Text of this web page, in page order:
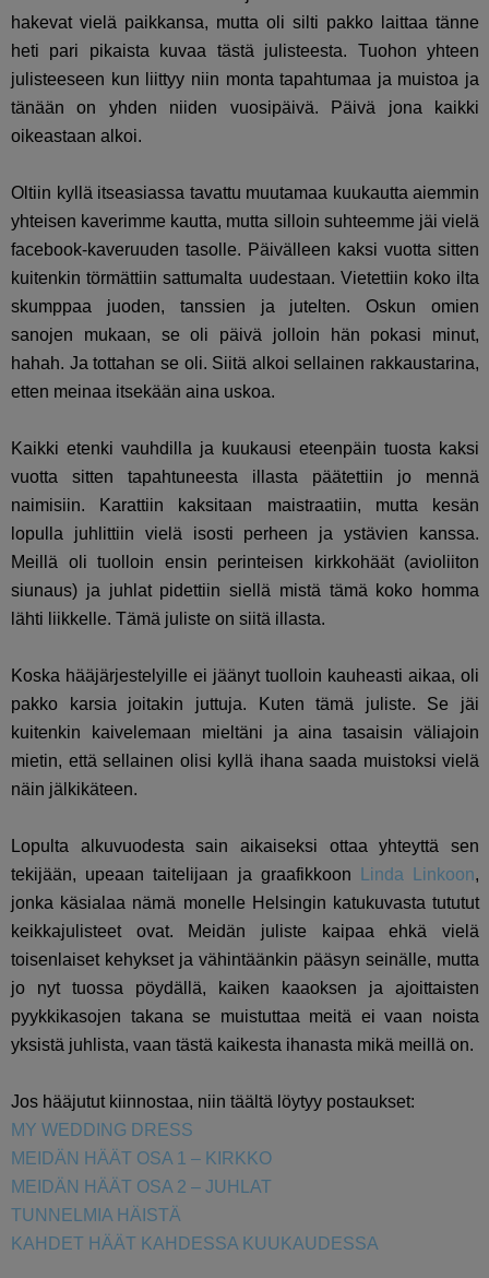
hakevat vielä paikkansa, mutta oli silti pakko laittaa tänne
heti pari pikaista kuvaa tästä julisteesta. Tuohon yhteen
julisteeseen kun liittyy niin monta tapahtumaa ja muistoa ja
tänään on yhden niiden vuosipäivä. Päivä jona kaikki
oikeastaan alkoi.
Oltiin kyllä itseasiassa tavattu muutamaa kuukautta aiemmin
yhteisen kaverimme kautta, mutta silloin suhteemme jäi vielä
facebook-kaveruuden tasolle. Päivälleen kaksi vuotta sitten
kuitenkin törmättiin sattumalta uudestaan. Vietettiin koko ilta
skumppaa juoden, tanssien ja jutelten. Oskun omien
sanojen mukaan, se oli päivä jolloin hän pokasi minut,
hahah. Ja tottahan se oli. Siitä alkoi sellainen rakkaustarina,
etten meinaa itsekään aina uskoa.
Kaikki etenki vauhdilla ja kuukausi eteenpäin tuosta kaksi
vuotta sitten tapahtuneesta illasta päätettiin jo mennä
naimisiin. Karattiin kaksitaan maistraatiin, mutta kesän
lopulla juhlittiin vielä isosti perheen ja ystävien kanssa.
Meillä oli tuolloin ensin perinteisen kirkkohäät (avioliiton
siunaus) ja juhlat pidettiin siellä mistä tämä koko homma
lähti liikkelle. Tämä juliste on siitä illasta.
Koska hääjärjestelyille ei jäänyt tuolloin kauheasti aikaa, oli
pakko karsia joitakin juttuja. Kuten tämä juliste. Se jäi
kuitenkin kaivelemaan mieltäni ja aina tasaisin väliajoin
mietin, että sellainen olisi kyllä ihana saada muistoksi vielä
näin jälkikäteen.
Lopulta alkuvuodesta sain aikaiseksi ottaa yhteyttä sen
tekijään, upeaan taitelijaan ja graafikkoon
Linda Linkoon,
jonka käsialaa nämä monelle Helsingin katukuvasta tututut
keikkajulisteet ovat. Meidän juliste kaipaa ehkä vielä
toisenlaiset kehykset ja vähintäänkin pääsyn seinälle, mutta
jo nyt tuossa pöydällä, kaiken kaaoksen ja ajoittaisten
pyykkikasojen takana se muistuttaa meitä ei vaan noista
yksistä juhlista, vaan tästä kaikesta ihanasta mikä meillä on.
Jos hääjutut kiinnostaa, niin täältä löytyy postaukset:
MY WEDDING DRESS
MEIDÄN HÄÄT OSA 1 – KIRKKO
MEIDÄN HÄÄT OSA 2 – JUHLAT
TUNNELMIA HÄISTÄ
KAHDET HÄÄT KAHDESSA KUUKAUDESSA